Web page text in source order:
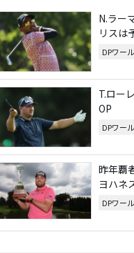
N.ラー
リスは
DPワー
T.ロー
OP
DPワー
昨年覇
ヨハネ
DPワー